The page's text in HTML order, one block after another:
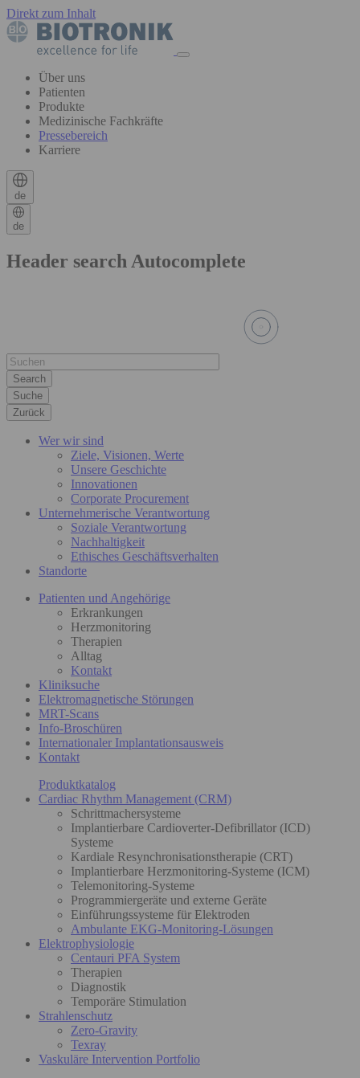
Direkt zum Inhalt
Über uns
Patienten
Produkte
Medizinische Fachkräfte
Pressebereich
Karriere
de
de
Header search Autocomplete
Suche
Zurück
Wer wir sind
Ziele, Visionen, Werte
Unsere Geschichte
Innovationen
Corporate Procurement
Unternehmerische Verantwortung
Soziale Verantwortung
Nachhaltigkeit
Ethisches Geschäftsverhalten
Standorte
Patienten und Angehörige
Erkrankungen
Herzmonitoring
Therapien
Alltag
Kontakt
Kliniksuche
Elektromagnetische Störungen
MRT-Scans
Info-Broschüren
Internationaler Implantationsausweis
Kontakt
Produktkatalog
Cardiac Rhythm Management (CRM)
Schrittmachersysteme
Implantierbare Cardioverter-Defibrillator (ICD)
Systeme
Kardiale Resynchronisationstherapie (CRT)
Implantierbare Herzmonitoring-Systeme (ICM)
Telemonitoring-Systeme
Programmiergeräte und externe Geräte
Einführungssysteme für Elektroden
Ambulante EKG-Monitoring-Lösungen
Elektrophysiologie
Centauri PFA System
Therapien
Diagnostik
Temporäre Stimulation
Strahlenschutz
Zero-Gravity
Texray
Vaskuläre Intervention Portfolio